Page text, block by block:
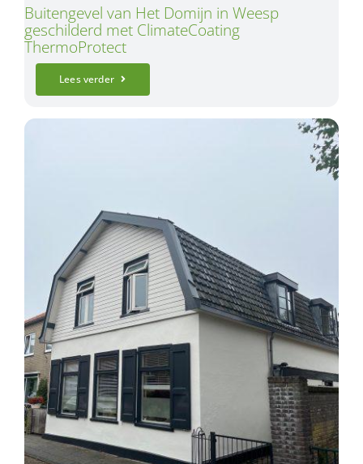
Buitengevel van Het Domijn in Weesp
geschilderd met ClimateCoating
ThermoProtect
Lees verder